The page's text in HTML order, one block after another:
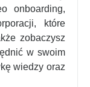
onboarding,
które
zobaczysz
w swoim
wiedzy oraz